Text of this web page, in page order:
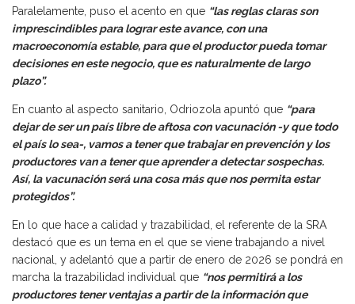
Paralelamente, puso el acento en que “las reglas claras son
imprescindibles para lograr este avance, con una
macroeconomía estable, para que el productor pueda tomar
decisiones en este negocio, que es naturalmente de largo
plazo”.
En cuanto al aspecto sanitario, Odriozola apuntó que “para
dejar de ser un país libre de aftosa con vacunación -y que todo
el país lo sea-, vamos a tener que trabajar en prevención y los
productores van a tener que aprender a detectar sospechas.
Así, la vacunación será una cosa más que nos permita estar
protegidos”.
En lo que hace a calidad y trazabilidad, el referente de la SRA
destacó que es un tema en el que se viene trabajando a nivel
nacional, y adelantó que a partir de enero de 2026 se pondrá en
marcha la trazabilidad individual que “nos permitirá a los
productores tener ventajas a partir de la información que